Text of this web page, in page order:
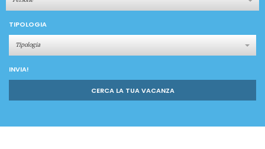
TIPOLOGIA
Tipologia
INVIA!
CERCA LA TUA VACANZA